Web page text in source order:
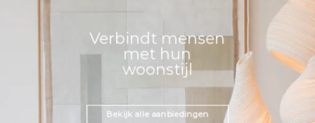
Verbindt mensen
met hun
woonstijl
Bekijk alle aanbiedingen